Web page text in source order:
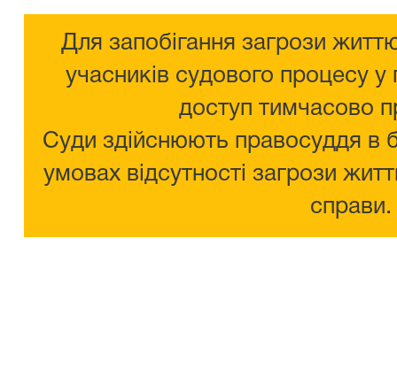
Для запобігання загрози
учасників судового процесу у
доступ тимчасово
Суди здійснюють правосуддя в
умовах відсутності загрози
справи.